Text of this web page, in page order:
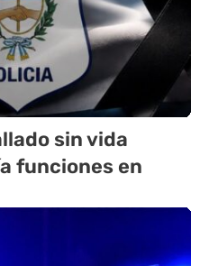
sin vida
funciones en